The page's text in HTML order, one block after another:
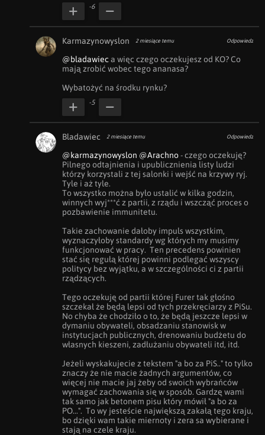
-6
Karmazynowyslon 2 miesiące temu Odpowiedz
@bladawiec a więc czego oczekujesz od KO? Co
mają zrobić wobec tego ananasa?
Wybatożyć na środku rynku?
-5
Bladawiec 2 miesiące temu Odpowiedz
@karmazynowyslon @Arachno - czego oczekuję?
Pilnego odtajnienia i upublicznienia listy ludzi
którzy korzystali z tej salonki i wejść na krzywy ryj.
Tyle i aż tyle.
To wszystko można było ustalić w kilka godzin,
winnych wyj***ć z partii, z rządu i wszcząć proces o
pozbawienie immunitetu.
Takie zachowanie dałoby impuls wszystkim,
wyznaczyłoby standardy wg których my musimy
funkcjonować w pracy.  Ten precedens powinien
stać się regułą której powinni podlegać wszyscy
politycy bez wyjątku, a w szczególności ci z partii
rządzących.
Tego oczekuję od partii której Furer tak głośno
szczekał że będą lepsi od tych przekręciarzy z PiSu.
No chyba że chodziło o to, że będą jeszcze lepsi w
dymaniu obywateli, obsadzaniu stanowisk w
instytucjach publicznych, drenowaniu budżetu do
własnych kieszeni, zadłużaniu obywateli itd, itd.
Jeżeli wyskakujecie z tekstem "a bo za PiS.." to tylko
znaczy że nie macie żadnych argumentów, co
więcej nie macie jaj żeby od swoich wybrańców
wymagać zachowania się w sposób. Gardzę wami
tak samo jak betonem pisu który mówił "a bo za
PO...".  To wy jesteście największą zakałą tego kraju,
bo dzięki wam takie miernoty i zera sa wybierane i
stają na czele kraju.